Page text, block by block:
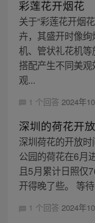
彩莲花开烟花
关于“彩莲花开烟
卉，其盛开时像
机、管状礼花机
搭配产生不同美
观...
1 个回答 2024年
深圳的荷花开
深圳荷花的开放
公园的荷花在6月
且5月累计日照仅
开得晚了些。 等
1 个回答 2024年